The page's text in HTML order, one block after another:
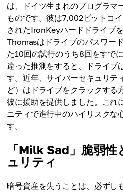
は、ドイツ生まれのプログラマ
ものです。彼は7,002ビットコ
されたIronKeyハードドライブを
Thomasはドライブのパスワー
た10回の試行のうち8回をすで
違った推測をすると、ドライブ
す。近年、サイバーセキュリテ
ど）はドライブをクラックする
彼に援助を提供しました。これ
ニティで進行中のハイリスクな
す。
「Milk Sad」脆弱
ュリティ
暗号資産を失うことは、必ずし